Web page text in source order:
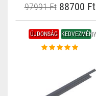
97991 Ft88700 Ft
ÚJDONSÁG KEDVEZMÉNY